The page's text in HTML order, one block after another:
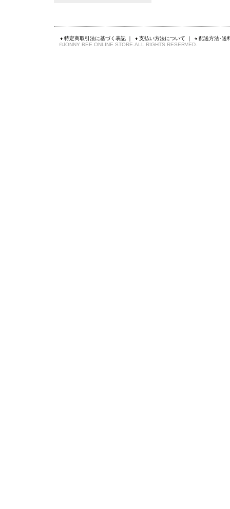
特定商取引法に基づく表記 ｜ 支払い方法について ｜
配送方法･送
©JONNY BEE ONLINE STORE.ALL RIGHTS RESERVED.